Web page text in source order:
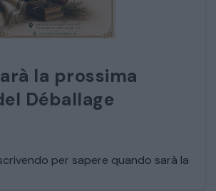
SALE DA PRANZO – STUDIO UFFICIO
ARREDO DA GIARDINO
la prossima
Déballage
per sapere quando sarà la